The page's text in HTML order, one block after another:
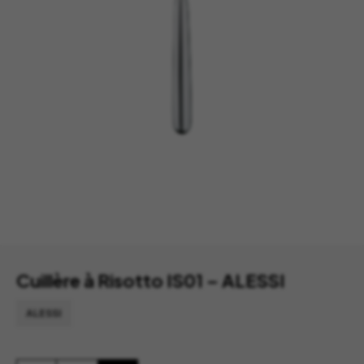
Cuillère à Risotto IS01 – ALESSI
ALESSI